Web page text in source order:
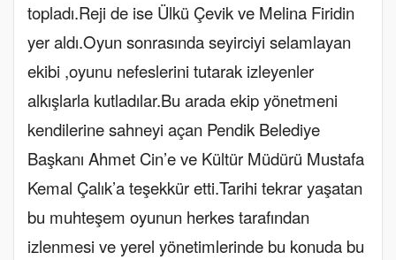
topladı.Reji de ise Ülkü Çevik ve Melina Firidin
yer aldı.Oyun sonrasında seyirciyi selamlayan
ekibi ,oyunu nefeslerini tutarak izleyenler
alkışlarla kutladılar.Bu arada ekip yönetmeni
kendilerine sahneyi açan Pendik Belediye
Başkanı Ahmet Cin’e ve Kültür Müdürü Mustafa
Kemal Çalık’a teşekkür etti.Tarihi tekrar yaşatan
bu muhteşem oyunun herkes tarafından
izlenmesi ve yerel yönetimlerinde bu konuda bu